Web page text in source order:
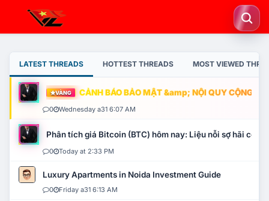
LATEST THREADS HOTTEST THREADS MOST VIEWED
VÀNG CẢNH BÁO BẢO MẬT &amp; NỘI QUY CỘNG
0 Wednesday a31 6:07 AM
Phân tích giá Bitcoin (BTC) hôm nay: Liệu nỗi sợ hãi có
0 Today at 2:33 PM
Luxury Apartments in Noida Investment Guide
0 Friday a31 6:13 AM